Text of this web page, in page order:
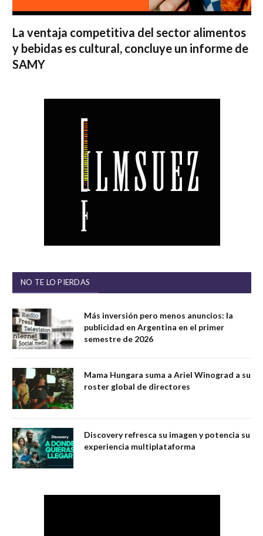
La ventaja competitiva del sector alimentos
y bebidas es cultural, concluye un informe de
SAMY
NO TE LO PIERDAS
Más inversión pero menos anuncios: la
publicidad en Argentina en el primer
semestre de 2026
Mama Hungara suma a Ariel Winograd a su
roster global de directores
Discovery refresca su imagen y potencia su
experiencia multiplataforma